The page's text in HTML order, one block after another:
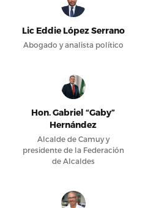
Lic Eddie López Serrano
Abogado y analista político
Hon. Gabriel “Gaby”
Hernández
Alcalde de Camuy y
presidente de la Federación
de Alcaldes